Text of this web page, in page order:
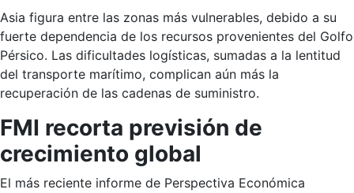
Asia figura entre las zonas más vulnerables, debido a su
fuerte dependencia de los recursos provenientes del Golfo
Pérsico. Las dificultades logísticas, sumadas a la lentitud
del transporte marítimo, complican aún más la
recuperación de las cadenas de suministro.
FMI recorta previsión de
crecimiento global
El más reciente informe de Perspectiva Económica